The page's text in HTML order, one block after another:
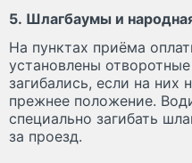
5. Шлагбаумы и
На пунктах приёма
установлены
загибались, если на них
прежнее положение.
специально загибать
за проезд.